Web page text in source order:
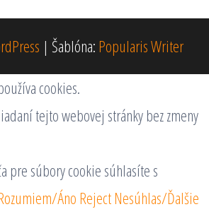
| Šablóna: Popularis Writer
cookies.
tejto webovej stránky bez zmeny
pre súbory cookie súhlasíte s
Áno RejectNesúhlas/Ďalšie